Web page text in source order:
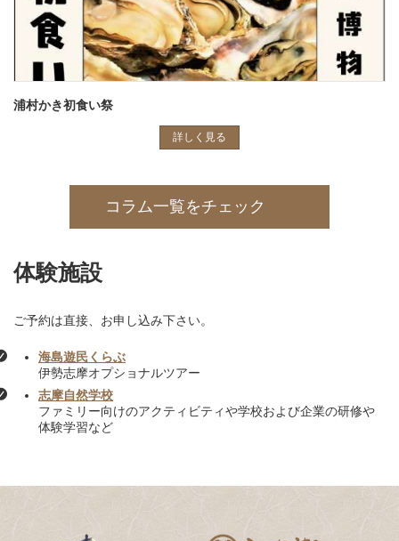
浦村かき初食い祭
詳しく見る
コラム一覧をチェック
体験施設
ご予約は直接、お申し込み下さい。
海島遊民くらぶ
伊勢志摩オプショナルツアー
志摩自然学校
ファミリー向けのアクティビティや学校および企業の研修や
体験学習など